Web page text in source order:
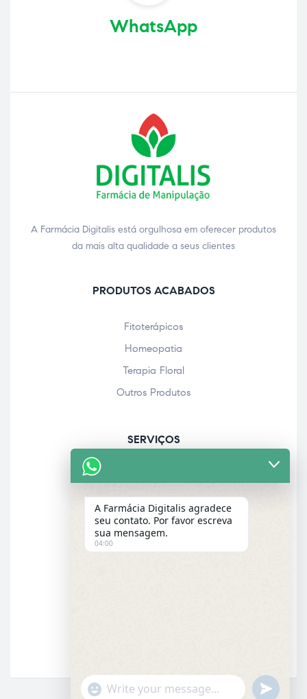
WhatsApp
A Farmácia Digitalis está orgulhosa em oferecer produtos
da mais alta qualidade a seus clientes
PRODUTOS ACABADOS
Fitoterápicos
Homeopatia
Terapia Floral
Outros Produtos
SERVIÇOS
Acolhimento farmacêutico
Assistência personalizada
Check-up
Entrega a domicílio
A Farmácia Digitalis agradece
seu contato. Por favor escreva
sua mensagem.
04:00
"+chaty_settings.lang.emoji_picker+"
WhatsApp